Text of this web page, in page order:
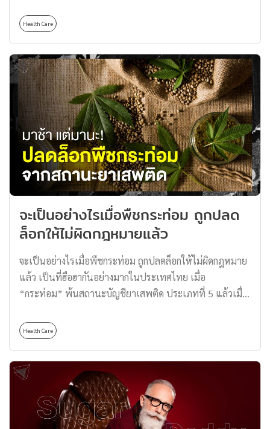
Health Care
จะเป็นอย่างไรเมื่อพืชกระท่อม ถูกปลด
ล็อกให้ไม่ผิดกฎหมายแล้ว
จะเป็นอย่างไรเมื่อพืชกระท่อม ถูกปลดล็อกให้ไม่ผิดกฎหมาย
แล้ว เป็นที่ฮือฮากันอย่างมากในประเทศไทย เมื่อ
“กระท่อม” พ้นสถานะบัญชียาเสพติด ประเภทที่ 5 แล้วเมื่อ
40 ปี ซึ่งวันนี้ประชาชนสามารถปลูกและบริโภคกระท่อมได้
ทั่วไป รวมไปถึงการซื้อขายได้อย่างไม่ผิดกฎหมาย ไม่เว้น
แม้แต่ผู้ที่ถูกดำเนินคดีเกี่ยวกับกระท่อมก็จะได้รับการยุติคดี
โดยไม่ถือว่าเคยกระทำความผิดอีกด้วย เราไปดูพร้อมกันเลย
ว่าจะเป็นอย่างไรเมื่อกระท่อมถูกปลดล็อกจากยาเสพติดแล้ว
รู้จักพืชกระท่อม กระท่อม (Kratom / Mitragyna speciosa)
เป็นไม้ยืนต้นที่มีถิ่นกำเนิดทางเอเชียตะวันออกเฉียงใต้ มี
Health Care